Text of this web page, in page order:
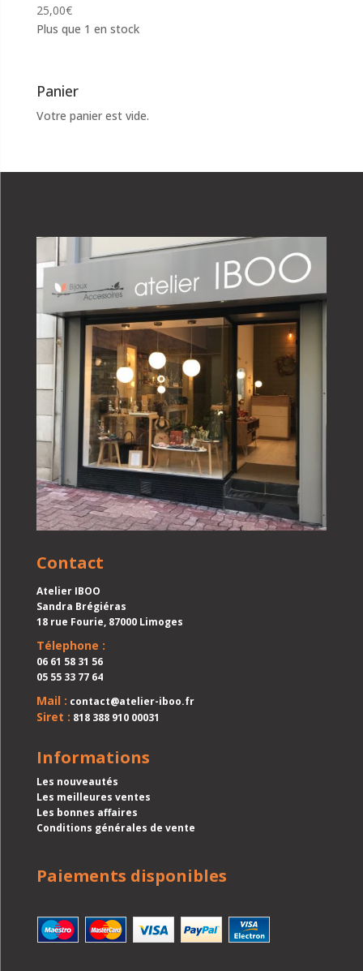
25,00€
Plus que 1 en stock
Panier
Votre panier est vide.
Contact
Atelier IBOO
Sandra Brégiéras
18 rue Fourie, 87000 Limoges
Télephone :
06 61 58 31 56
05 55 33 77 64
Mail : contact@atelier-iboo.fr
Siret : 818 388 910 00031
Informations
Les nouveautés
Les meilleures ventes
Les bonnes affaires
Conditions générales de vente
Paiements disponibles